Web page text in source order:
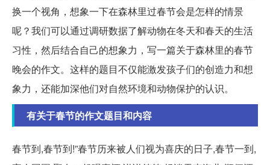
换一个视角，想象一下在森林里过春节会是怎样的情景
呢？我们可以通过调研数据了解动物在冬天和春天的生活
习性，然后结合自己的想象力，写一篇关于森林里的春节
晚会的作文。这样的题目不仅能激发孩子们的创造力和想
象力，还能加深他们对自然环境和动物保护的认识。
有关于春节的作文题目和内容
春节到,春节到!”春节历来被人们视为喜庆的日子,春节一到,